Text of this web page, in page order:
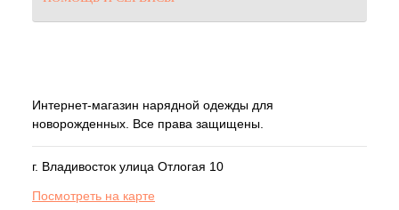
Интернет-магазин нарядной одежды для
новорожденных. Все права защищены.
г. Владивосток улица Отлогая 10
Посмотреть на карте